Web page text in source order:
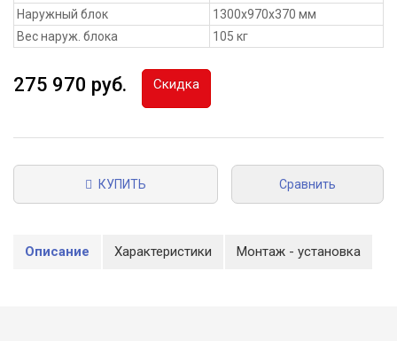
Наружный блок
1300x970x370 мм
Вес наруж. блока
105 кг
275 970 руб. Скидка
КУПИТЬ Сравнить
Описание Характеристики Монтаж - установка